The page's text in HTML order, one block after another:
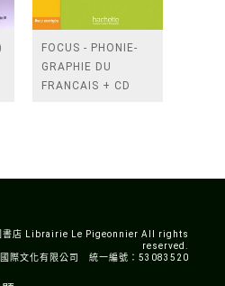
FOCUS - PHONIE-
GRAPHIE DU
FRANCAIS + CD
書店 Librairie Le Pigeonnier All rights
reserved.
際文化有限公司 統一編號：53083520